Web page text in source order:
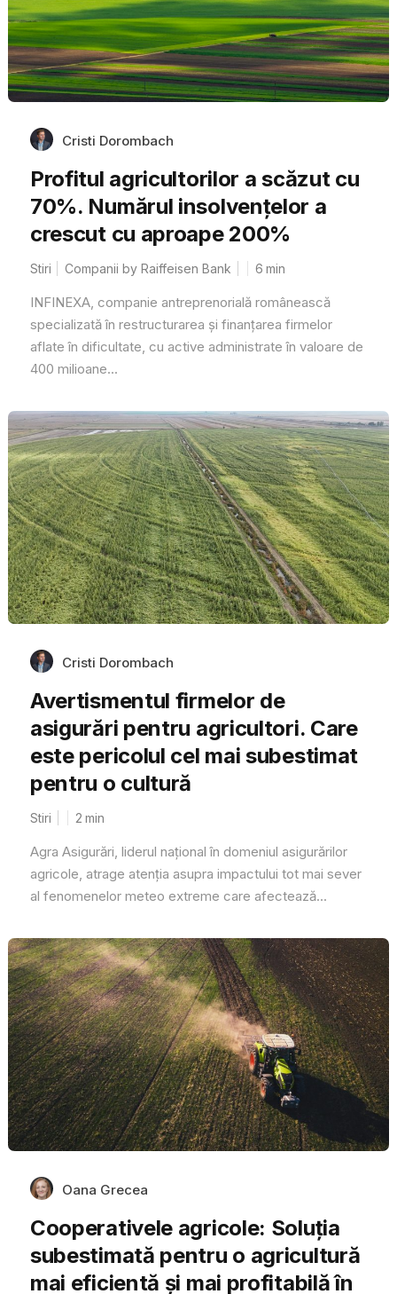
Cristi Dorombach
Profitul agricultorilor a scăzut cu
70%. Numărul insolvențelor a
crescut cu aproape 200%
Stiri Companii by Raiffeisen Bank 6 min
INFINEXA, companie antreprenorială românească
specializată în restructurarea și finanțarea firmelor
aflate în dificultate, cu active administrate în valoare de
400 milioane...
Cristi Dorombach
Avertismentul firmelor de
asigurări pentru agricultori. Care
este pericolul cel mai subestimat
pentru o cultură
Stiri 2 min
Agra Asigurări, liderul național în domeniul asigurărilor
agricole, atrage atenția asupra impactului tot mai sever
al fenomenelor meteo extreme care afectează...
Oana Grecea
Cooperativele agricole: Soluția
subestimată pentru o agricultură
mai eficientă și mai profitabilă în